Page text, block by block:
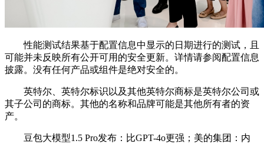
性能测试结果基于配置信息中显示的日期进行的测试，且
可能并未反映所有公开可用的安全更新。详情请参阅配置信息
披露。没有任何产品或组件是绝对安全的。
英特尔、英特尔标识以及其他英特尔商标是英特尔公司或
其子公司的商标。其他的名称和品牌可能是其他所有者的资
产。
豆包大模型1.5 Pro发布：比GPT-4o更强；美的集团：内